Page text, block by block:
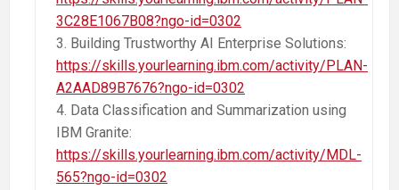
3C28E1067B08?ngo-id=0302
Building Trustworthy AI Enterprise Solutions:
https://skills.yourlearning.ibm.com/activity/PLAN-
A2AAD89B7676?ngo-id=0302
Data Classification and Summarization using
IBM Granite:
https://skills.yourlearning.ibm.com/activity/MDL-
565?ngo-id=0302